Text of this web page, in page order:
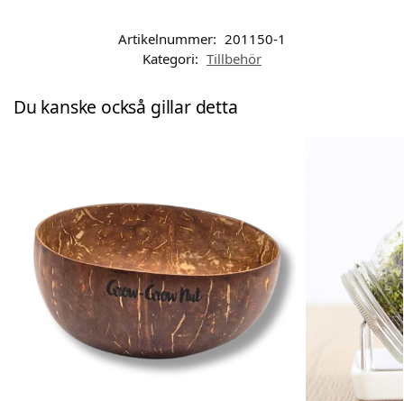
Artikelnummer: 201150-1
Kategori: Tillbehör
Du kanske också gillar detta